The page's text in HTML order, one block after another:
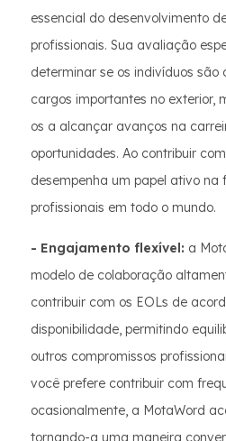
essencial do desenvolvimento
profissionais. Sua avaliação
determinar se os indivíduos
cargos importantes no exterior,
os a alcançar avanços na
oportunidades. Ao contribuir
desempenha um papel ativo
profissionais em todo o mundo.
- Engajamento flexível: a
modelo de colaboração
contribuir com os EOLs de
disponibilidade, permitindo
outros compromissos
você prefere contribuir com
ocasionalmente, a MotaWord
tornando-a uma maneira